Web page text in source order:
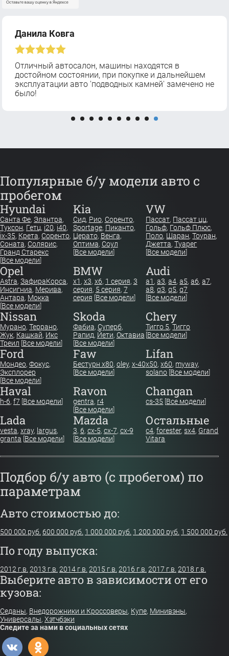
Данила Ковга
Отличный автосалон, машины находятся в
достойном состоянии, при покупке и дальнейшем
эксплуатации авто 'подводных камней' замечено не
было!
Популярные б/у модели авто с
пробегом
Hyundai
Санта Фе, Элантра,
Туксон, Гетц, i20, i40,
ix-35, Крета, Соренто,
Соната, Солярис,
Гранд Старекс
[Все модели]
Kia
Сид, Рио, Соренто,
Sportage, Пиканто,
Церато, Венга,
Оптима, Соул
[Все модели]
VW
Пассат, Пассат цц,
Гольф, Гольф Плюс,
Поло, Шаран,Тоуран,
Джетта,Туарег
[Все модели]
Opel
Astra, ЗафираКорса,
Инсигниа, Мерива,
Антара, Мокка
[Все модели]
BMW
x1 , x3, x6, 1 серия, 3
серия, 5 серия, 7
серия [Все модели]
Audi
a1 ,a3,a4,a5,a6,a7,
a8,q3,q5,q7
[Все модели]
Nissan
Мурано, Террано,
Жук, Кашкай, Икс
Треил [Все модели]
Skoda
Фабиа, Суперб,
Рапид, Йети, Октавиа
[Все модели]
Chery
Тигго 5,Тигго
[Все модели]
Ford
Мондео, Фокус,
Эксплорер
[Все модели]
Faw
Бестурн х80, oley, x-40
[Все модели]
Lifan
x50,x60, myway,
solano [Все модели]
Haval
h-6, f7 [Все модели]
Ravon
gentra, r4
[Все модели]
Changan
cs-35 [Все модели]
Lada
vesta, xray, largus,
granta [Все модели]
Mazda
3, 6, cx-5, cx-7, cx-9
[Все модели]
Остальные
c4,forester,sx4, Grand
Vitara
Подбор б/у авто (с пробегом) по
параметрам
Авто стоимостью до:
500 000 руб. 600 000 руб. 1 000 000 руб. 1 200 000 руб. 1 500 000 руб.
По году выпуска:
2012 г.в. 2013 г.в. 2014 г.в. 2015 г.в. 2016 г.в. 2017 г.в. 2018 г.в.
Выберите авто в зависимости от его
кузова:
Седаны, Внедорожники и Кроссоверы, Купе, Минивэны,
Универсалы, Хэтчбэки
Следите за нами в социальных сетях